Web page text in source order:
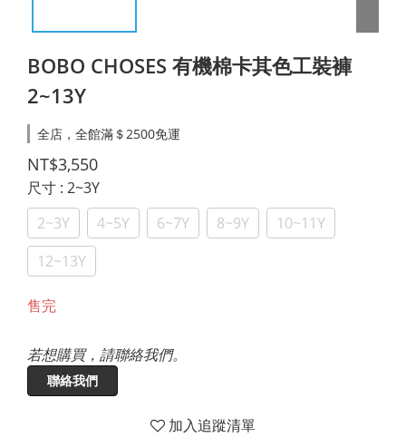
BOBO CHOSES 有機棉卡其色工裝褲
2~13Y
全店，全館滿＄2500免運
NT$3,550
尺寸 : 2~3Y
2~3Y
4~5Y 6~7Y 8~9Y
10~11Y
12~13Y
售完
若想購買，請聯絡我們。
聯絡我們
加入追蹤清單